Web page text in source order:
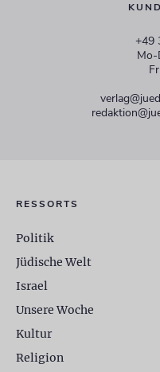
+49
RESSORTS
Politik
Jüdische Welt
Israel
Unsere Woche
Kultur
Religion